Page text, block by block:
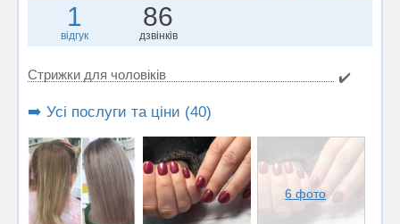
1
відгук
86
дзвінків
Стрижки для чоловіків ✔️
➡️ Усі послуги та ціни (40)
6 фото